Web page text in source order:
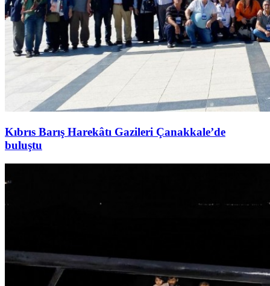
Kıbrıs Barış Harekâtı Gazileri Çanakkale’de
buluştu